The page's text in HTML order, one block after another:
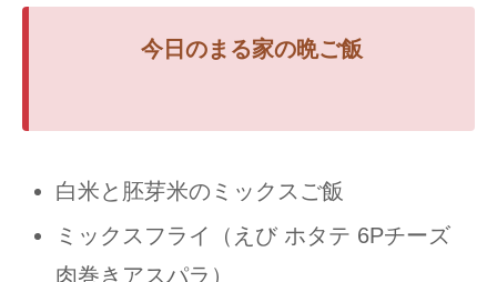
今日のまる家の晩ご飯
白米と胚芽米のミックスご飯
ミックスフライ（えび ホタテ 6Pチーズ
肉巻きアスパラ）